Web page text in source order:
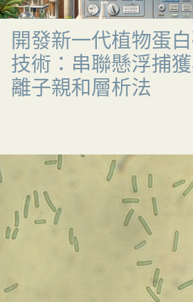
開發新一代植物蛋
技術：串聯懸浮捕
離子親和層析法